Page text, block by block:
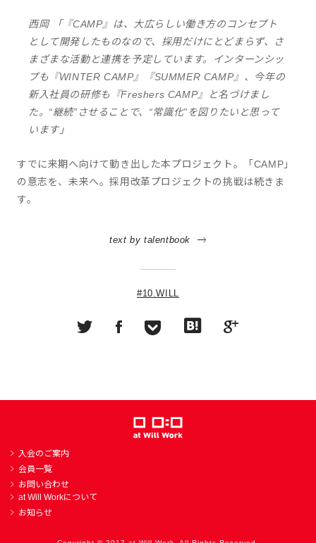
西岡 「『CAMP』は、大広らしい働き方のコンセプト
として開発したものなので、採用だけにとどまらず、さ
まざまな活動と連携を予定しています。インターンシッ
プも『WINTER CAMP』『SUMMER CAMP』、今年の
新入社員の研修も『Freshers CAMP』と名づけまし
た。“継続”させることで、“常識化”を図りたいと思って
います」
すでに来期へ向けて動き出した本プロジェクト。「CAMP」
の意志を、未来へ。採用改革プロジェクトの挑戦は続きま
す。
text by talentbook
#10.WILL
入会のご案内
会員一覧
お問い合わせ
at Will Workについて
お知らせ